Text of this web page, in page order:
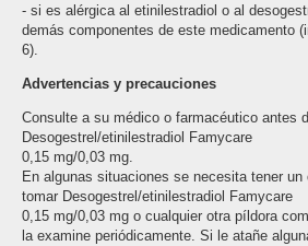
- si es alérgica al etinilestradiol o al
demás componentes de este medicamento
6).
Advertencias y precauciones
Consulte a su médico o farmacéutico antes
Desogestrel/etinilestradiol Famycare
0,15 mg/0,03 mg.
En algunas situaciones se necesita tener un
tomar Desogestrel/etinilestradiol Famycare
0,15 mg/0,03 mg o cualquier otra píldora
la examine periódicamente. Si le atañe